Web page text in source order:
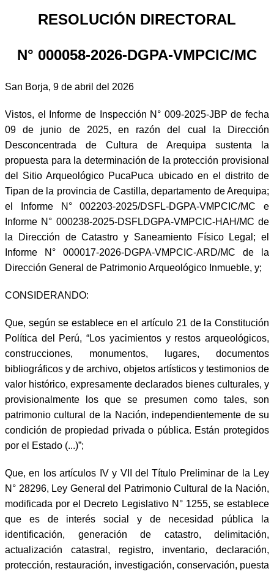
RESOLUCIÓN DIRECTORAL
N° 000058-2026-DGPA-VMPCIC/MC
San Borja, 9 de abril del 2026
Vistos, el Informe de Inspección N° 009-2025-JBP de fecha
09 de junio de 2025, en razón del cual la Dirección
Desconcentrada de Cultura de Arequipa sustenta la
propuesta para la determinación de la protección provisional
del Sitio Arqueológico PucaPuca ubicado en el distrito de
Tipan de la provincia de Castilla, departamento de Arequipa;
el Informe N° 002203-2025/DSFL-DGPA-VMPCIC/MC e
Informe N° 000238-2025-DSFLDGPA-VMPCIC-HAH/MC de
la Dirección de Catastro y Saneamiento Físico Legal; el
Informe N° 000017-2026-DGPA-VMPCIC-ARD/MC de la
Dirección General de Patrimonio Arqueológico Inmueble, y;
CONSIDERANDO:
Que, según se establece en el artículo 21 de la Constitución
Política del Perú, “Los yacimientos y restos arqueológicos,
construcciones, monumentos, lugares, documentos
bibliográficos y de archivo, objetos artísticos y testimonios de
valor histórico, expresamente declarados bienes culturales, y
provisionalmente los que se presumen como tales, son
patrimonio cultural de la Nación, independientemente de su
condición de propiedad privada o pública. Están protegidos
por el Estado (...)”;
Que, en los artículos IV y VII del Título Preliminar de la Ley
N° 28296, Ley General del Patrimonio Cultural de la Nación,
modificada por el Decreto Legislativo N° 1255, se establece
que es de interés social y de necesidad pública la
identificación, generación de catastro, delimitación,
actualización catastral, registro, inventario, declaración,
protección, restauración, investigación, conservación, puesta